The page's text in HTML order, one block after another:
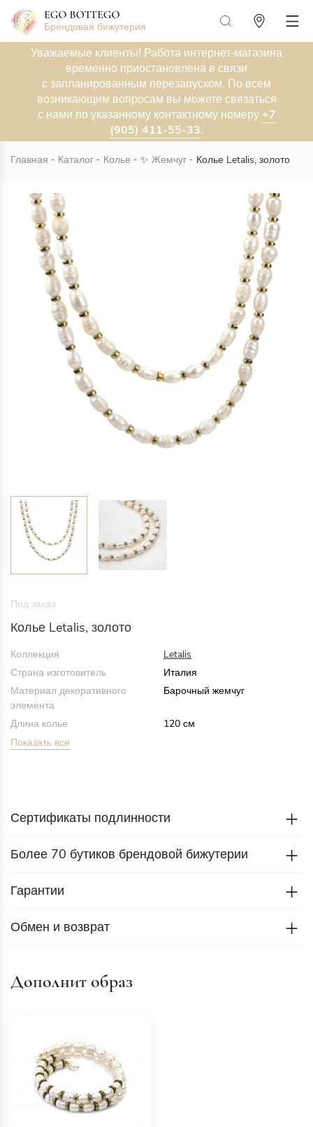
Брендовая бижутерия
Уважаемые клиенты! Работа интернет-магазина
временно приостановлена в связи
с запланированным перезапуском. По всем
возникающим вопросам вы можете связаться
с нами по указанному контактному номеру +7
(905) 411-55-33.
Главная Каталог Колье ✨ Жемчуг Колье Letalis, золото
Под заказ
Колье Letalis, золото
Коллекция
Letalis
Страна изготовитель
Италия
Материал декоративного
элемента
Барочный жемчуг
Длина колье
120 см
Показать все
Сертификаты подлинности
Более 70 бутиков брендовой бижутерии
Гарантии
Обмен и возврат
Дополнит образ